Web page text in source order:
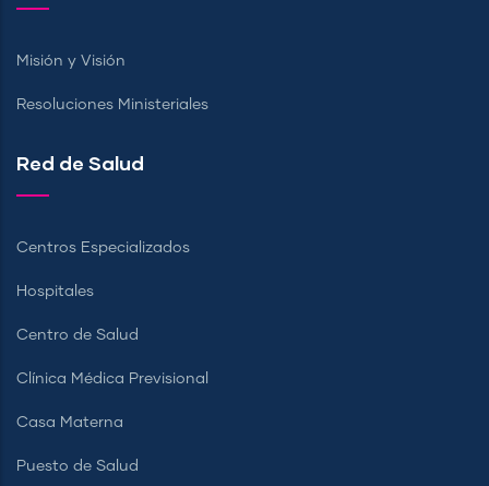
Misión y Visión
Resoluciones Ministeriales
Red de Salud
Centros Especializados
Hospitales
Centro de Salud
Clínica Médica Previsional
Casa Materna
Puesto de Salud